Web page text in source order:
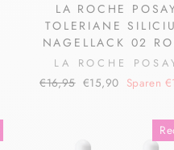
LA ROCHE
TOLERIANE
NAGELLACK 02
LA ROCHE
Normaler
€16,95 Sonderpreis
€15,90 Sparen